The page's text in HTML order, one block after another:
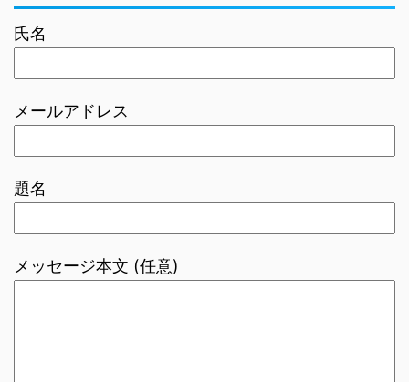
氏名
メールアドレス
題名
メッセージ本文 (任意)